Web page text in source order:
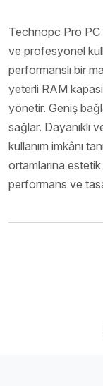
Technopc Pro
ve profesyonel
performanslı bir
yeterli RAM
yönetir. Geniş
sağlar. Dayanıklı
kullanım imkânı
ortamlarına
performans ve